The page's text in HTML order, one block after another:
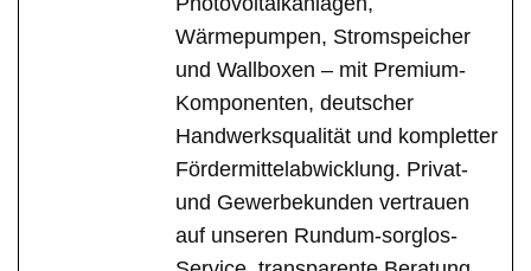
Wärmepumpen, Stromspeicher
und Wallboxen – mit Premium-
Komponenten, deutscher
Handwerksqualität und kompletter
Fördermittelabwicklung. Privat-
und Gewerbekunden vertrauen
auf unseren Rundum-sorglos-